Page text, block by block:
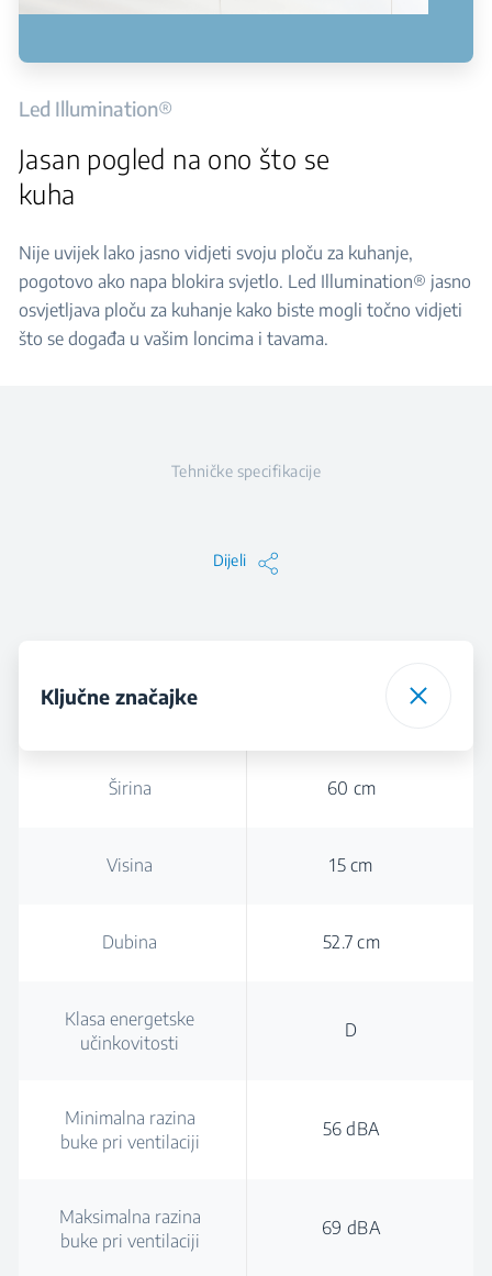
Led Illumination®
Jasan pogled na ono što se
kuha
Nije uvijek lako jasno vidjeti svoju ploču za kuhanje,
pogotovo ako napa blokira svjetlo. Led Illumination® jasno
osvjetljava ploču za kuhanje kako biste mogli točno vidjeti
što se događa u vašim loncima i tavama.
Tehničke specifikacije
Dijeli
Ključne značajke
Širina 60 cm
Visina 15 cm
Dubina 52.7 cm
Klasa energetske
učinkovitosti
D
Minimalna razina
buke pri ventilaciji
56 dBA
Maksimalna razina
buke pri ventilaciji
69 dBA